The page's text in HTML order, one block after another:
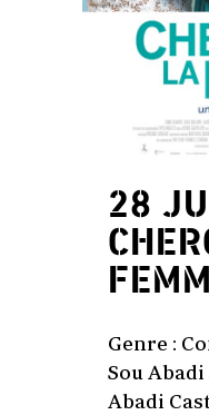
28
Genre :
Sou Abadi
Abadi